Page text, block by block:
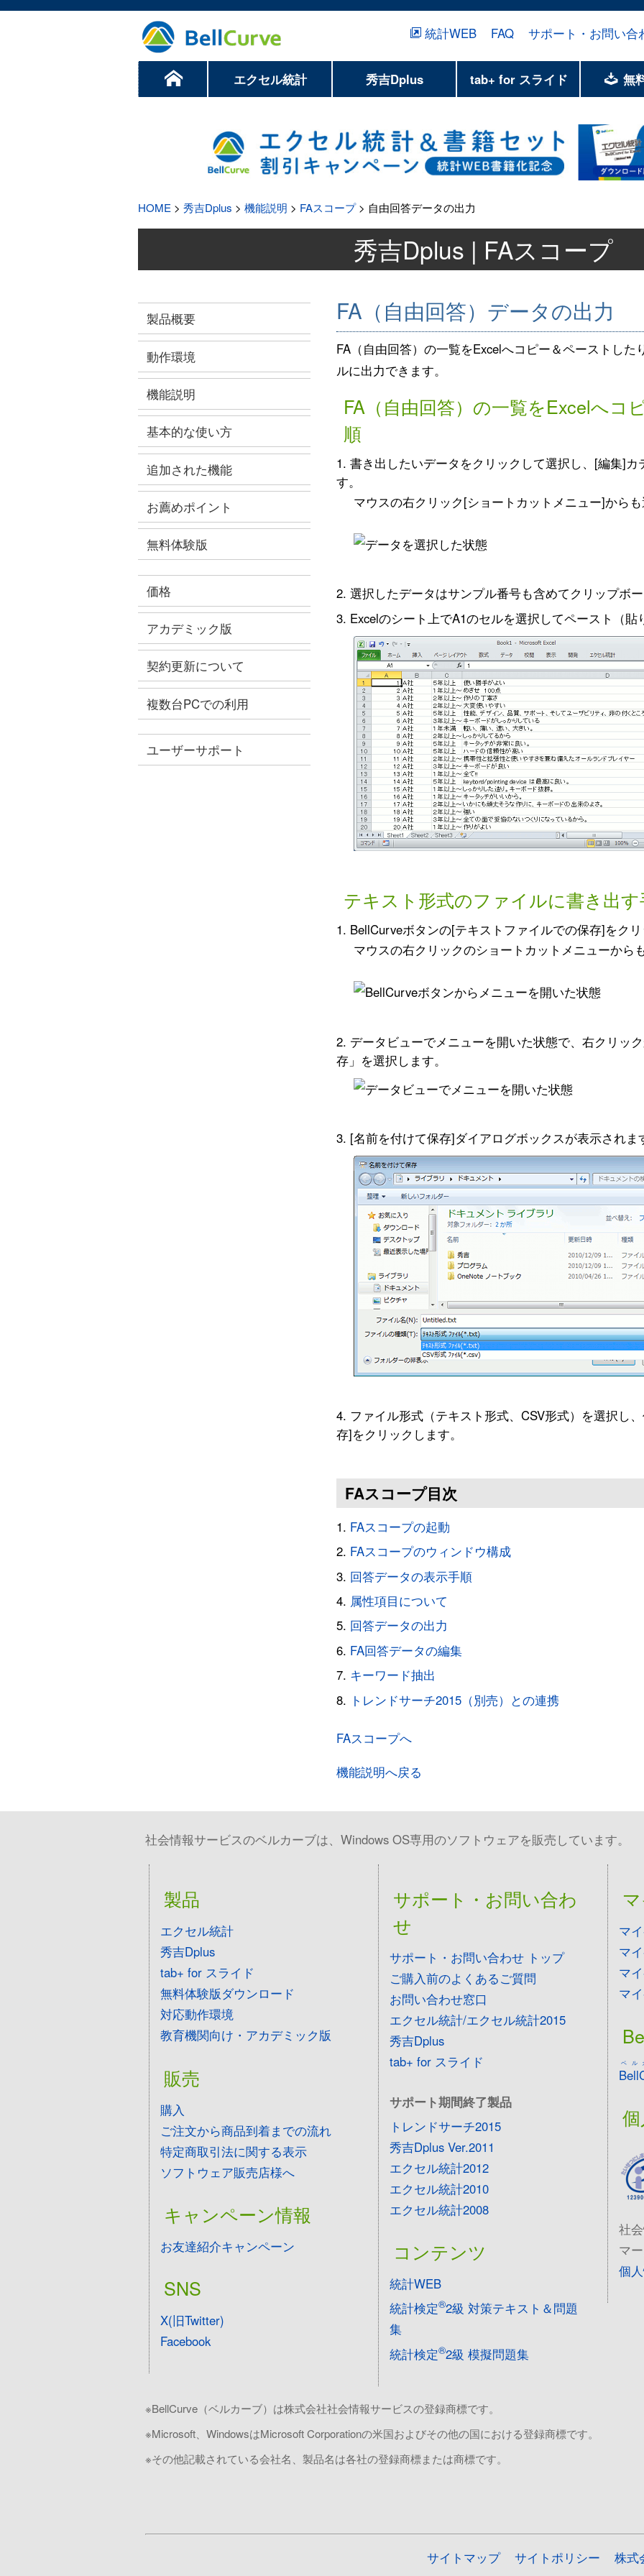
サポート・お問い合
FAQ
統計WEB
エクセル統計 秀吉Dplus tab+ for スライド 無
HOME > 秀吉Dplus > 機能説明 > FAスコープ> 自由回答データの出力
秀吉Dplus | FAスコープ
製品概要
動作環境
機能説明
基本的な使い方
追加された機能
お薦めポイント
無料体験版
価格
アカデミック版
契約更新について
複数台PCでの利用
ユーザーサポート
FA（自由回答）データの出力
FA（自由回答）の一覧をExcelへコピー＆ペーストした
ルに出力できます。
FA（自由回答）の一覧をExcelへコ
順
書き出したいデータをクリックして選択し、[編集]カ
す。
マウスの右クリック[ショートカットメニュー]からも
選択したデータはサンプル番号も含めてクリップボー
Excelのシート上でA1のセルを選択してペースト（貼
テキスト形式のファイルに書き出す
BellCurveボタンの[テキストファイルでの保存]をクリ
マウスの右クリックのショートカットメニューから
データビューでメニューを開いた状態で、右クリッ
存」を選択します。
[名前を付けて保存]ダイアログボックスが表示されま
ファイル形式（テキスト形式、CSV形式）を選択し
存]をクリックします。
FAスコープ目次
FAスコープの起動
FAスコープのウィンドウ構成
回答データの表示手順
属性項目について
回答データの出力
FA回答データの編集
キーワード抽出
トレンドサーチ2015（別売）との連携
FAスコープへ
機能説明へ戻る
社会情報サービスのベルカーブは、Windows OS専用のソフトウェアを販売しています。
製品
エクセル統計
秀吉Dplus
tab+ for スライド
無料体験版ダウンロード
対応動作環境
教育機関向け・アカデミック版
販売
購入
ご注文から商品到着までの流れ
特定商取引法に関する表示
ソフトウェア販売店様へ
キャンペーン情報
お友達紹介キャンペーン
SNS
X(旧Twitter)
Facebook
サポート・お問い合わ
せ
サポート・お問い合わせ トップ
ご購入前のよくあるご質問
お問い合わせ窓口
エクセル統計/エクセル統計2015
秀吉Dplus
tab+ for スライド
サポート期間終了製品
トレンドサーチ2015
秀吉Dplus Ver.2011
エクセル統計2012
エクセル統計2010
エクセル統計2008
コンテンツ
統計WEB
統計検定®2級 対策テキスト＆問題
集
統計検定®2級 模擬問題集
マ
マ
マ
マ
ベル
社
マ
個
※BellCurve（ベルカーブ）は株式会社社会情報サービスの登録商標です。
※Microsoft、WindowsはMicrosoft Corporationの米国およびその他の国における登録商標です。
※その他記載されている会社名、製品名は各社の登録商標または商標です。
株式
サイトポリシー
サイトマップ